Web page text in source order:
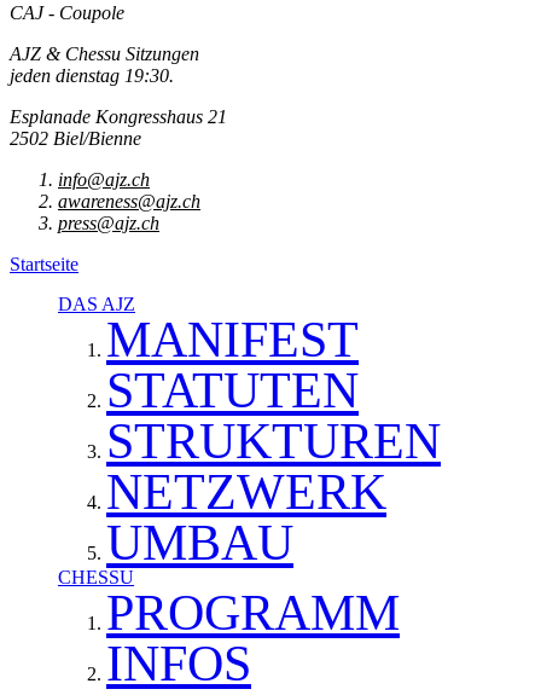
CAJ - Coupole
AJZ & Chessu Sitzungen
jeden dienstag 19:30.
Esplanade Kongresshaus 21
2502 Biel/Bienne
info@ajz.ch
awareness@ajz.ch
press@ajz.ch
Startseite
DAS AJZ
MANIFEST
STATUTEN
STRUKTUREN
NETZWERK
UMBAU
CHESSU
PROGRAMM
INFOS